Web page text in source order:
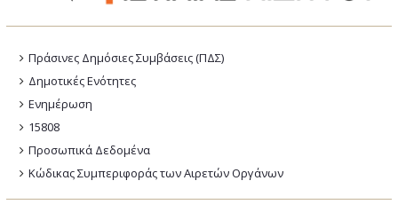
Πράσινες Δημόσιες Συμβάσεις (ΠΔΣ)
Δημοτικές Ενότητες
Ενημέρωση
15808
Προσωπικά Δεδομένα
Κώδικας Συμπεριφοράς των Αιρετών Οργάνων